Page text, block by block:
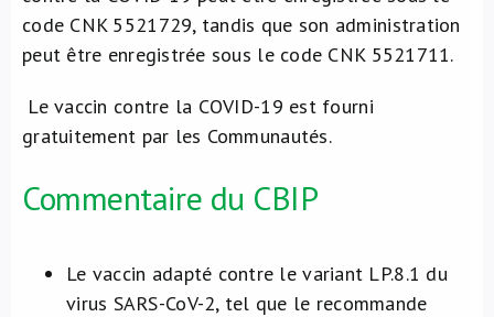
code CNK 5521729, tandis que son administration
peut être enregistrée sous le code CNK 5521711.
Le vaccin contre la COVID-19 est fourni
gratuitement par les Communautés.
Commentaire du CBIP
Le vaccin adapté contre le variant LP.8.1 du
virus SARS-CoV-2, tel que le recommande